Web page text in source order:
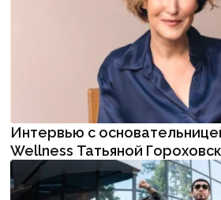
Интервью с
Wellness Татьяной